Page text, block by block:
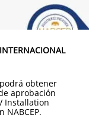
obtener
aprobación
Installation
NABCEP.